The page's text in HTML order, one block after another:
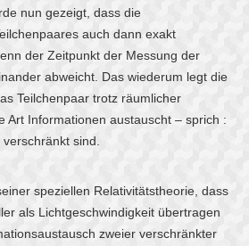
nun gezeigt, dass die
auch dann exakt
der Zeitpunkt der Messung der
abweicht. Das wiederum legt die
Teilchenpaar trotz räumlicher
Art Informationen austauscht – sprich :
sind.
speziellen Relativitätstheorie, dass
als Lichtgeschwindigkeit übertragen
zweier verschränkter